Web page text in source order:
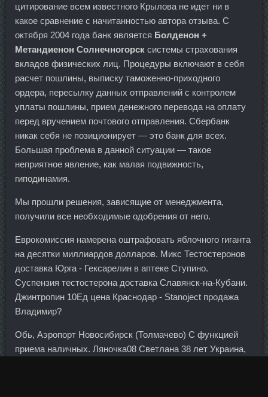
цитирование всем известного Крылова не идет ни в
какое сравнение с начитанностью автора отзыва. С
октября 2004 года банк является Болденон +
Метандиенон Солнечногорск системы страхования
вкладов физических лиц. Процедуры включают в себя
расчет пошлины, выписку таможенно-приходного
ордера, пересылку данных отправлений с контролем
уплаты пошлины, прием денежного перевода на оплату
перед вручением почтового отправления. Сбербанк
никак себя не позиционирует — это банк для всех.
Большая проблема в данной ситуации — такое
неприятное явление, как малая подвижность,
гиподинамия.
Мы прошли решения, зависящие от менеджмента,
получили все необходимые одобрения от него.
Еврокомиссия намерена оштрафовать яблочного гиганта
на десятки миллиардов долларов. Микс Тестостеронов
доставка Юрга - Гексарелин в аптеке Ступино.
Суспензия тестостерона доставка Славянск-на-Кубани.
Джинтропин 10Ед цена Краснодар - Stanoject продажа
Владимир?
Обь, Аэропорт Новосибирск (Толмачево) С функцией
приема наличных. Ляночка08 Светлана 38 лет Украина,